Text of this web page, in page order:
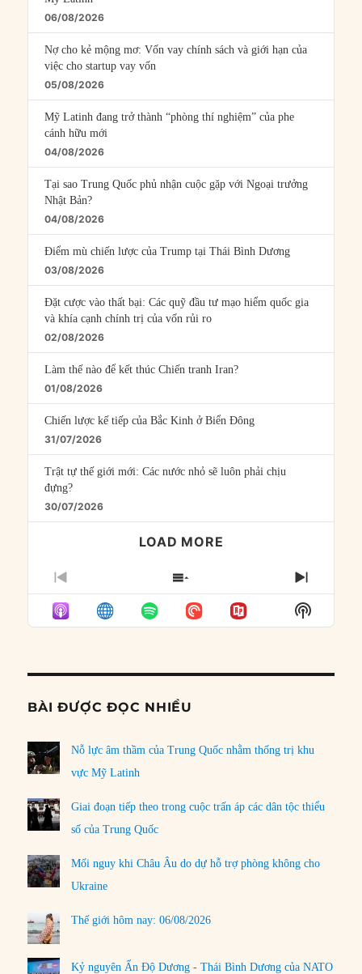
06/08/2026
Nợ cho kẻ mộng mơ: Vốn vay chính sách và giới hạn của
việc cho startup vay vốn
05/08/2026
Mỹ Latinh đang trở thành “phòng thí nghiệm” của phe
cánh hữu mới
04/08/2026
Tại sao Trung Quốc phủ nhận cuộc gặp với Ngoại trưởng
Nhật Bản?
04/08/2026
Điểm mù chiến lược của Trump tại Thái Bình Dương
03/08/2026
Đặt cược vào thất bại: Các quỹ đầu tư mạo hiểm quốc gia
và khía cạnh chính trị của vốn rủi ro
02/08/2026
Làm thế nào để kết thúc Chiến tranh Iran?
01/08/2026
Chiến lược kế tiếp của Bắc Kinh ở Biển Đông
31/07/2026
Trật tự thế giới mới: Các nước nhỏ sẽ luôn phải chịu
đựng?
30/07/2026
LOAD MORE
PREVIOUS
EPISODE
SHOW
EPISODES
LIST
NEXT
Show
Podcast
BÀI ĐƯỢC ĐỌC NHIỀU
Nỗ lực âm thầm của Trung Quốc nhằm thống trị khu
vực Mỹ Latinh
Giai đoạn tiếp theo trong cuộc trấn áp các dân tộc thiểu
số của Trung Quốc
Mối nguy khi Châu Âu do dự hỗ trợ phòng không cho
Ukraine
Thế giới hôm nay: 06/08/2026
Kỷ nguyên Ấn Độ Dương - Thái Bình Dương của NATO